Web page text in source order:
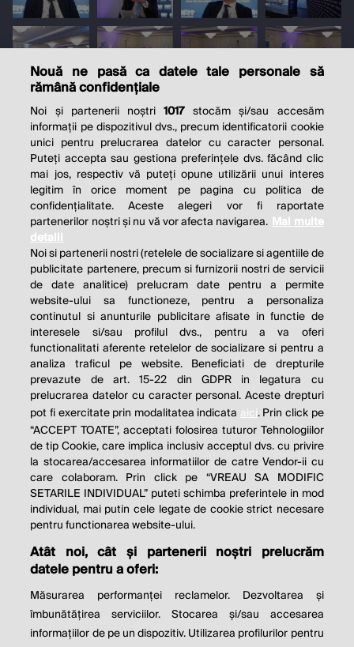
THE SOCIAL RESPONSIBILITY OF
BUSINESS IS TO INCREASE ITS
PROFITS.
Milton Friedman
© 2026 Profit.ro. Toate drepturile rezervate.
Dezvoltat de1616.ro
Contact Publicitate
Politica de cookie Politica de
confidențialitate
Setări cookies
Nouă ne pasă ca datele tale personale să
rămână confidențiale
Noi și partenerii noștri1017 stocăm și/sau accesăm
informații pe dispozitivul dvs., precum identificatorii cookie
unici pentru prelucrarea datelor cu caracter personal.
Puteți accepta sau gestiona preferințele dvs. făcând clic
mai jos, respectiv vă puteți opune utilizării unui interes
legitim în orice moment pe pagina cu politica de
confidențialitate. Aceste alegeri vor fi raportate
partenerilor noștri și nu vă vor afecta navigarea. Mai multe
detalii
Noi si partenerii nostri (retelele de socializare si agentiile de
publicitate partenere, precum si furnizorii nostri de servicii
de date analitice) prelucram date pentru a permite
website-ului sa functioneze, pentru a personaliza
continutul si anunturile publicitare afisate in functie de
interesele si/sau profilul dvs., pentru a va oferi
functionalitati aferente retelelor de socializare si pentru a
analiza traficul pe website. Beneficiati de drepturile
prevazute de art. 15-22 din GDPR in legatura cu
prelucrarea datelor cu caracter personal. Aceste drepturi
pot fi exercitate prin modalitatea indicata aici. Prin click pe
“ACCEPT TOATE”, acceptati folosirea tuturor Tehnologiilor
de tip Cookie, care implica inclusiv acceptul dvs. cu privire
la stocarea/accesarea informatiilor de catre Vendor-ii cu
care colaboram. Prin click pe “VREAU SA MODIFIC
SETARILE INDIVIDUAL” puteti schimba preferintele in mod
individual, mai putin cele legate de cookie strict necesare
pentru functionarea website-ului.
Atât noi, cât și partenerii noștri prelucrăm
datele pentru a oferi:
Măsurarea performanței reclamelor. Dezvoltarea și
îmbunătățirea serviciilor. Stocarea și/sau accesarea
informațiilor de pe un dispozitiv. Utilizarea profilurilor pentru